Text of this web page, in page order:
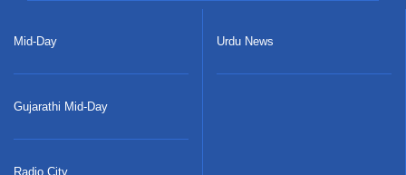
Mid-Day
Gujarathi Mid-Day
Radio City
Urdu News